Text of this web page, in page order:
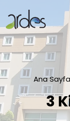
Ana Sayfa
3